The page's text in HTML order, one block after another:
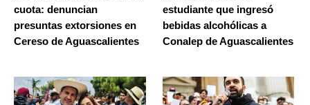
cuota: denuncian
presuntas extorsiones en
Cereso de Aguascalientes
estudiante que ingresó
bebidas alcohólicas a
Conalep de Aguascalientes